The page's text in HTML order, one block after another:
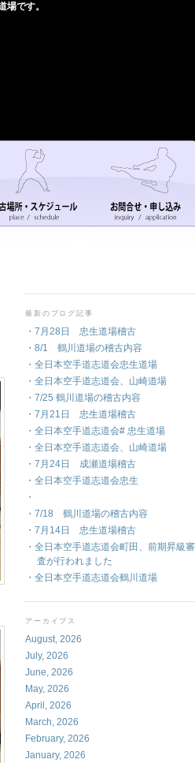
場です。
最新のブログ記事
・7月28日 忠生道場稽古
・8/1 鶴川道場の稽古内容
・全日本空手道志道会忠生道場
・全日本空手道志道会、山崎道場
・7/25 鶴川道場の稽古内容
・7月21日 忠生道場稽古
・全日本空手道志道会# 忠生道場
・全日本空手道志道会、山崎道場
・7月24日 成瀬道場稽古
・全日本空手道志道会忠生
・
・7/18 鶴川道場の稽古内容
・7月14日 忠生道場稽古
・全日本空手道志道会町田、前期昇級審
査が行われました
・全日本空手道志道会鶴川道場
アーカイブス
August, 2026
July, 2026
June, 2026
May, 2026
April, 2026
March, 2026
February, 2026
January, 2026